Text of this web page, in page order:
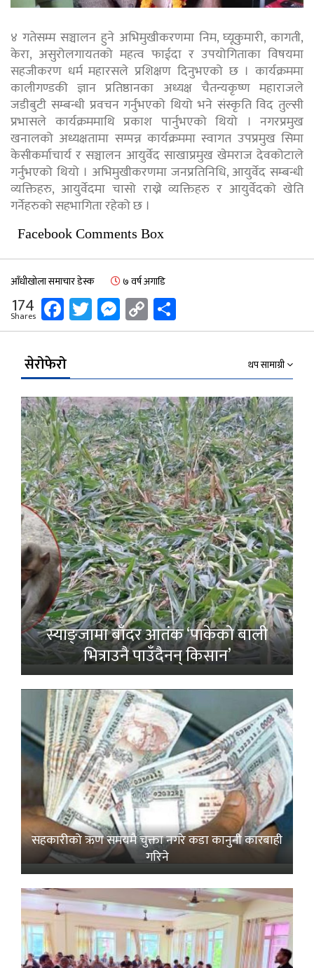
४ गतेसम्म सञ्चालन हुने अभिमुखीकरणमा निम, घ्यूकुमारी, कागती,
केरा, असुरोलगायतको महत्व फाईदा र उपयोगिताका विषयमा
सहजीकरण धर्म महारसले प्रशिक्षण दिनुभएको छ । कार्यक्रममा
कालीगण्डकी ज्ञान प्रतिष्ठानका अध्यक्ष चैतन्यकृष्ण महाराजले
जडीबुटी सम्बन्धी प्रवचन गर्नुभएको थियो भने संस्कृति विद तुल्सी
प्रभासले कार्यक्रममाथि प्रकाश पार्नुभएको थियो । नगरप्रमुख
खनालको अध्यक्षतामा सम्पन्न कार्यक्रममा स्वागत उपप्रमुख सिमा
केसीकर्माचार्य र सञ्चालन आयुर्वेद साखाप्रमुख खेमराज देवकोटाले
गर्नुभएको थियो । अभिमुखीकरणमा जनप्रतिनिधि, आयुर्वेद सम्बन्धी
व्यक्तिहरु, आयुर्वेदमा चासो राख्ने व्यक्तिहरु र आयुर्वेदको खेति
गर्नेहरुको सहभागिता रहेको छ ।
Facebook Comments Box
आँधीखोला समाचार डेस्क ७ वर्ष अगाडि
174
Shares Facebook
Twitter
Messenger
Copy
Link
सेरोफेरो थप सामाग्री
स्याङ्जामा बाँदर आतंक ‘पाकेको बाली
भित्राउनै पाउँदैनन् किसान’
सहकारीको ऋण समयमै चुक्ता नगरे कडा कानुनी कारबाही
गरिने